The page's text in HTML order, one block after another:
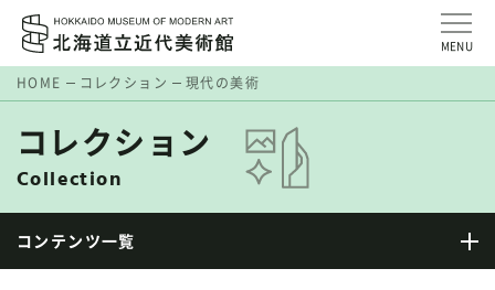
MENU
HOME コレクション 現代の美術
コレクション
Collection
コンテンツ一覧